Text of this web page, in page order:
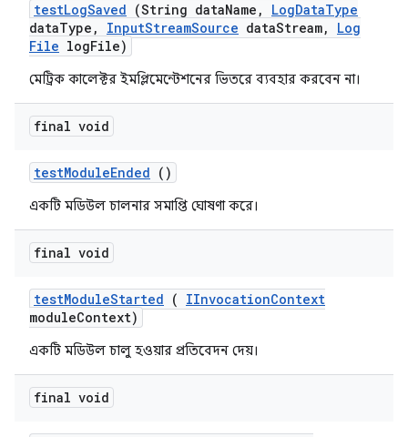
testLogSaved (String dataName , LogDataType
dataType , InputStreamSource dataStream,
Log
File logFile)
মেট্রিক কালেক্টর ইমপ্লিমেন্টেশনের ভিতরে ব্যবহার করবেন না।
final void
testModuleEnded ()
একটি মডিউল চালনার সমাপ্তি ঘোষণা করে।
final void
testModuleStarted ( IInvocationContext
moduleContext)
একটি মডিউল চালু হওয়ার প্রতিবেদন দেয়।
final void